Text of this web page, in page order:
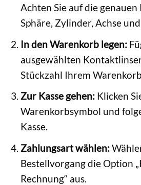
Achten Sie auf die
Sphäre, Zylinder, Achse
In den Warenkorb legen:
ausgewählten
Stückzahl Ihrem
Zur Kasse gehen:Klicken
Warenkorbsymbol und
Kasse.
Zahlungsart wählen:
Bestellvorgang die Option
Rechnung“ aus.